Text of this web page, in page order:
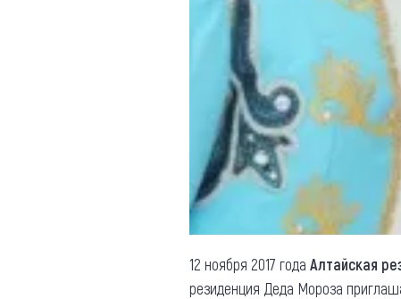
12 ноября 2017 года Алтайская
резиденция Деда Мороза